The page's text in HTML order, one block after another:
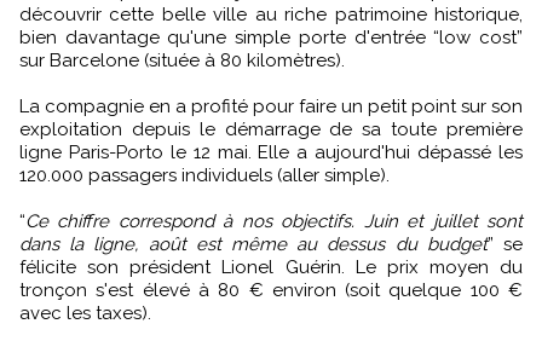
découvrir cette belle ville au riche patrimoine historique,
bien davantage qu'une simple porte d'entrée “low cost”
sur Barcelone (située à 80 kilomètres).
La compagnie en a profité pour faire un petit point sur son
exploitation depuis le démarrage de sa toute première
ligne Paris-Porto le 12 mai. Elle a aujourd'hui dépassé les
120.000 passagers individuels (aller simple).
“Ce chiffre correspond à nos objectifs. Juin et juillet sont
dans la ligne, août est même au dessus du budget” se
félicite son président Lionel Guérin. Le prix moyen du
tronçon s'est élevé à 80 € environ (soit quelque 100 €
avec les taxes).